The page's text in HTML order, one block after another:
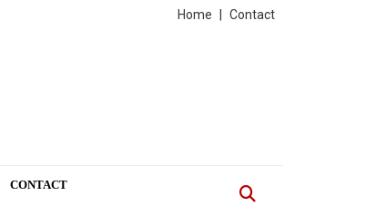
Contact
Home
CONTACT